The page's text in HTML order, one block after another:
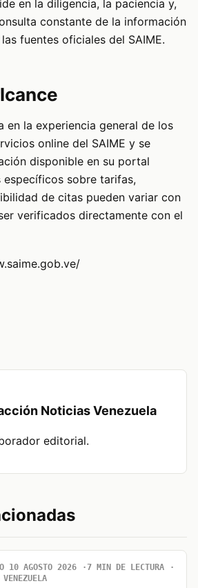
en la diligencia, la paciencia y,
constante de la información
fuentes oficiales del SAIME.
en la experiencia general de los
online del SAIME y se
disponible en su portal
sobre tarifas,
de citas pueden variar con
verificados directamente con el
Noticias Venezuela
editorial.
10 AGOSTO 2026
7 MIN DE LECTURA